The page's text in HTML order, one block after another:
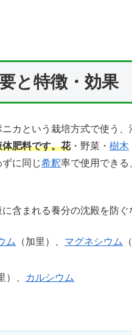
と特徴・効果
カという栽培方式で使う、
肥料です。花・野菜・ 樹木
に同じ希釈率で使用できる
含まれる養分の沈殿を防ぐ
ム （加里）、 マグネシウム
、
カルシウム